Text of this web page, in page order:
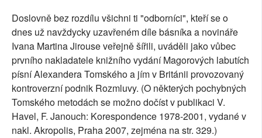
Doslovně bez rozdílu všichni ti "odborníci", kteří se o
dnes už navždycky uzavřeném díle básníka a novináře
Ivana Martina Jirouse veřejně šířili, uváděli jako vůbec
prvního nakladatele knižního vydání Magorových labutích
písní Alexandera Tomského a jím v Británii provozovaný
kontroverzní podnik Rozmluvy. (O některých pochybných
Tomského metodách se možno dočíst v publikaci V.
Havel, F. Janouch: Korespondence 1978-2001, vydané v
nakl. Akropolis, Praha 2007, zejména na str. 329.)